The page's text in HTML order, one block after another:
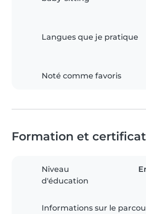
Langues que je pratique
Noté comme favoris
Formation et
Niveau
d'éducation
Informations sur le